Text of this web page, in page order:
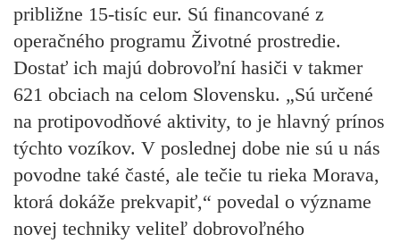
približne 15-tisíc eur. Sú financované z
operačného programu Životné prostredie.
Dostať ich majú dobrovoľní hasiči v takmer
621 obciach na celom Slovensku. „Sú určené
na protipovodňové aktivity, to je hlavný prínos
týchto vozíkov. V poslednej dobe nie sú u nás
povodne také časté, ale tečie tu rieka Morava,
ktorá dokáže prekvapiť,“ povedal o význame
novej techniky veliteľ dobrovoľného